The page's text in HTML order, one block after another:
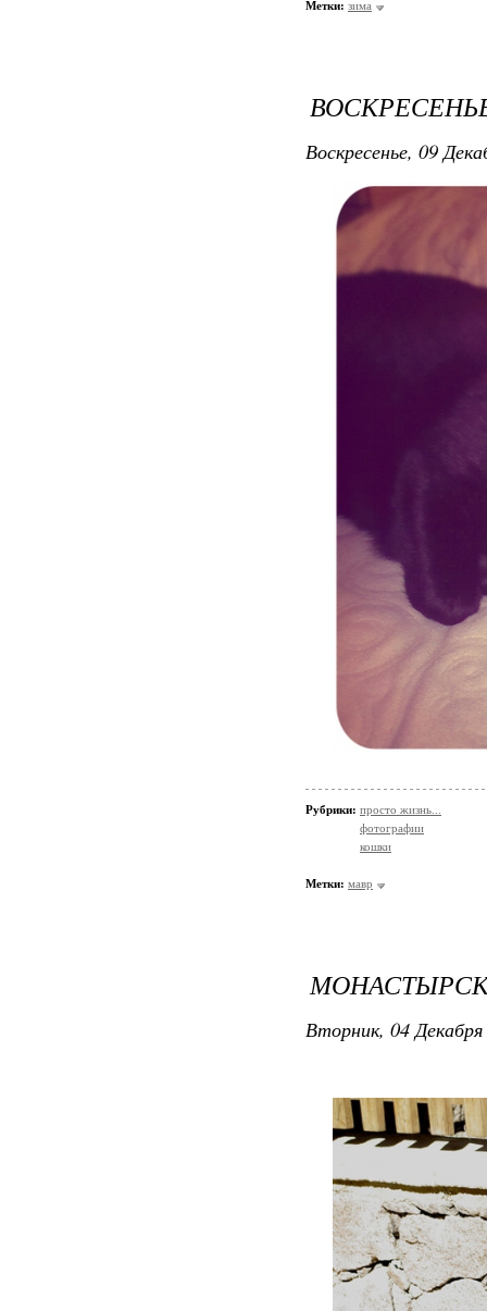
Метки: зима
Воскресенье, 09
Рубрики: просто жизнь...
фотографии
кошки
Метки: мавр
Вторник, 04